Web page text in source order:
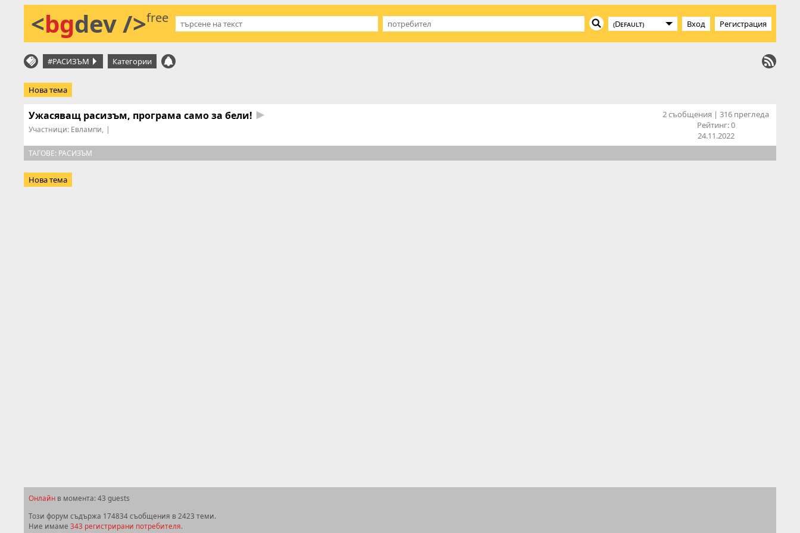
<bgdev />free Вход Регистрация
#РАСИЗЪМ Категории
Нова тема
Ужасяващ расизъм, програма само за бели!
Участници: Евлампи |
2 съобщения | 316 прегледа
Рейтинг:0
24.11.2022
ТАГОВЕ: РАСИЗЪМ
Нова тема
Онлайн в момента: 43 guests
Този форум съдържа 174834 съобщения в 2423 теми.
Ние имаме 343 регистрирани потребителя.